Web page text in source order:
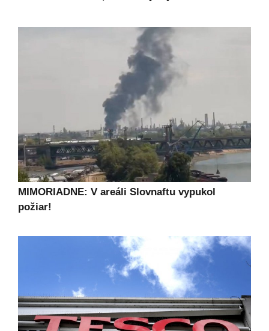
MIMORIADNE: V areáli Slovnaftu vypukol
požiar!